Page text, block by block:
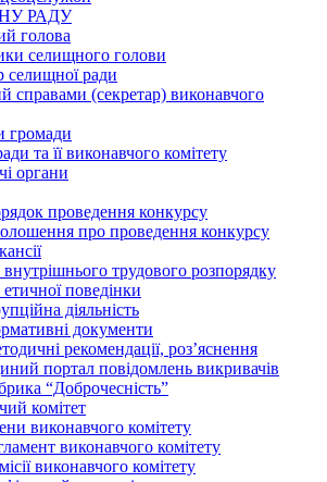
РАДУ
голова
селищного голови
селищної ради
справами (секретар) виконавчого
громади
та її виконавчого комітету
органи
проведення конкурсу
про проведення конкурсу
трудового розпорядку
поведінки
діяльність
документи
рекомендації, роз’яснення
портал повідомлень викривачів
“Доброчесність”
комітет
виконавчого комітету
виконавчого комітету
виконавчого комітету